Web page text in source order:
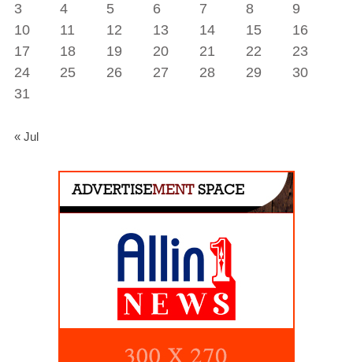
3
4 5 6 7 8
9
10
11 12 13 14 15
16
17
18 19 20 21 22
23
24
25 26 27 28 29
30
31
« Jul